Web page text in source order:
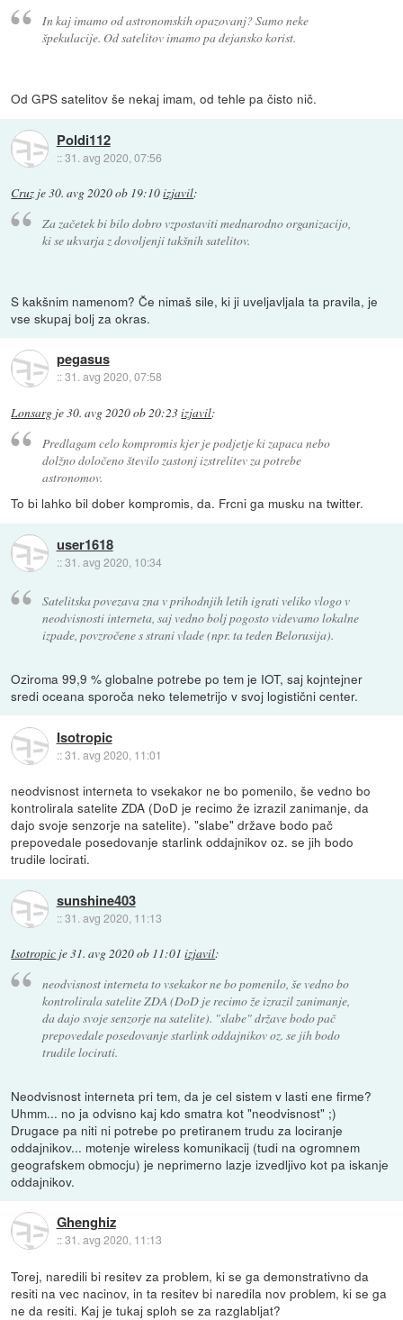
In kaj imamo od astronomskih opazovanj? Samo neke
špekulacije. Od satelitov imamo pa dejansko korist.
Od GPS satelitov še nekaj imam, od tehle pa čisto nič.
Poldi112
::31. avg 2020, 07:56
Cruz je30. avg 2020 ob 19:10izjavil:
Za začetek bi bilo dobro vzpostaviti mednarodno organizacijo,
ki se ukvarja z dovoljenji takšnih satelitov.
S kakšnim namenom? Če nimaš sile, ki ji uveljavljala ta pravila, je
vse skupaj bolj za okras.
pegasus
::31. avg 2020, 07:58
Lonsarg je30. avg 2020 ob 20:23izjavil:
Predlagam celo kompromis kjer je podjetje ki zapaca nebo
dolžno določeno število zastonj izstrelitev za potrebe
astronomov.
To bi lahko bil dober kompromis, da. Frcni ga musku na twitter.
user1618
::31. avg 2020, 10:34
Satelitska povezava zna v prihodnjih letih igrati veliko vlogo v
neodvisnosti interneta, saj vedno bolj pogosto videvamo lokalne
izpade, povzročene s strani vlade (npr. ta teden Belorusija).
Oziroma 99,9 % globalne potrebe po tem je IOT, saj kojntejner
sredi oceana sporoča neko telemetrijo v svoj logistični center.
Isotropic
::31. avg 2020, 11:01
neodvisnost interneta to vsekakor ne bo pomenilo, še vedno bo
kontrolirala satelite ZDA (DoD je recimo že izrazil zanimanje, da
dajo svoje senzorje na satelite). "slabe" države bodo pač
prepovedale posedovanje starlink oddajnikov oz. se jih bodo
trudile locirati.
sunshine403
::31. avg 2020, 11:13
Isotropic je31. avg 2020 ob 11:01 izjavil:
neodvisnost interneta to vsekakor ne bo pomenilo, še vedno bo
kontrolirala satelite ZDA (DoD je recimo že izrazil zanimanje,
da dajo svoje senzorje na satelite). "slabe" države bodo pač
prepovedale posedovanje starlink oddajnikov oz. se jih bodo
trudile locirati.
Neodvisnost interneta pri tem, da je cel sistem v lasti ene firme?
Uhmm... no ja odvisno kaj kdo smatra kot "neodvisnost" ;)
Drugace pa niti ni potrebe po pretiranem trudu za lociranje
oddajnikov... motenje wireless komunikacij (tudi na ogromnem
geografskem obmocju) je neprimerno lazje izvedljivo kot pa iskanje
oddajnikov.
Ghenghiz
::31. avg 2020, 11:13
Torej, naredili bi resitev za problem, ki se ga demonstrativno da
resiti na vec nacinov, in ta resitev bi naredila nov problem, ki se ga
ne da resiti. Kaj je tukaj sploh se za razglabljat?